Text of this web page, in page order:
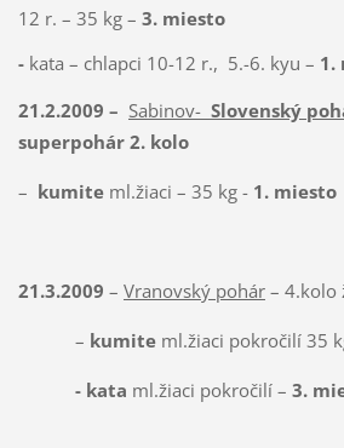
12 r. – 35 kg – 3. miesto
- kata – chlapci 10-12 r., 5.-6. kyu – 1.
21.2.2009 – Sabinov- Slovenský
superpohár 2. kolo
– kumite ml.žiaci – 35 kg - 1. miesto
21.3.2009 – Vranovský pohár– 4.kolo
– kumite ml.žiaci pokročilí 35
- kata ml.žiaci pokročilí –3.